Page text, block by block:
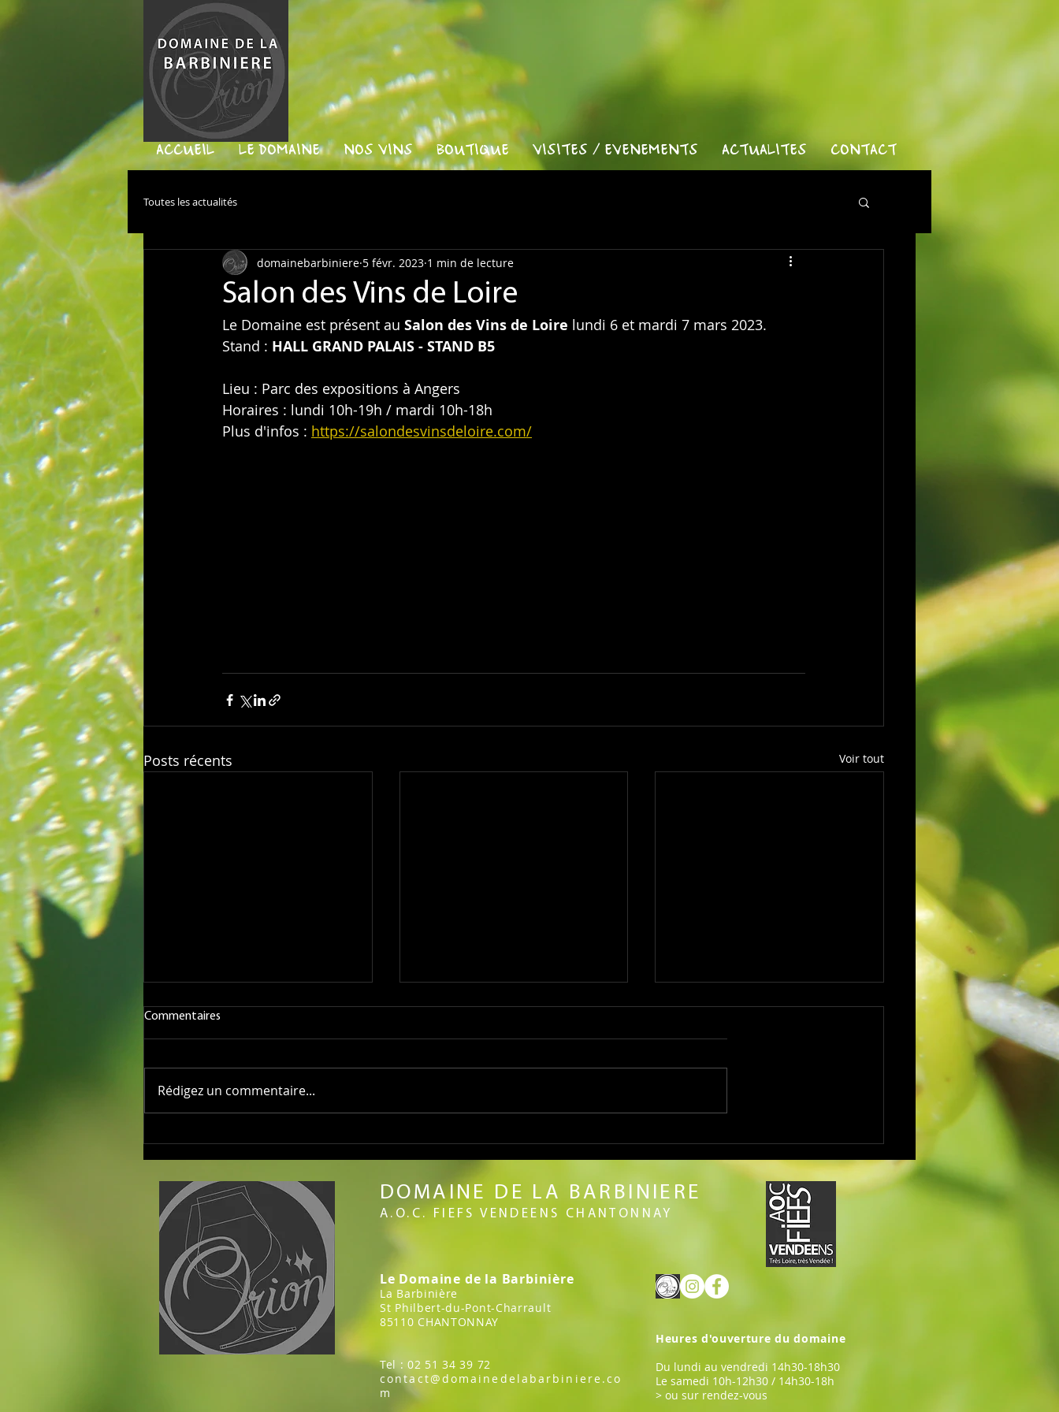
ACCUEIL LE DOMAINE NOS VINS BOUTIQUE VISITES / EVENEMENTS ACTUALITES CONTACT
Toutes les actualités
Salon des Vins de Loire
domainebarbiniere 5 févr. 2023 1 min de lecture
Le Domaine est présent au Salon des Vins de Loire lundi 6 et mardi 7 mars 2023.
Stand : HALL GRAND PALAIS - STAND B5
Lieu : Parc des expositions à Angers
Horaires : lundi 10h-19h / mardi 10h-18h
Plus d'infos : https://salondesvinsdeloire.com/
Posts récents Voir tout
du vin "Wine Paris" au stand des
Fiefs Vendéens J184 Pavillon
Loire Hall 7.3.
Commentaires
Rédigez un commentaire...
DOMAINE DE LA BARBINIERE
A.O.C. FIEFS VENDEENS CHANTONNAY
Le Domaine de la Barbinière
La Barbinière
St Philbert-du-Pont-Charrault
85110 CHANTONNAY
Tel : 02 51 34 39 72
contact@domainedelabarbiniere.co
m
Heures d'ouverture du domaine
Du lundi au vendredi 14h30-18h30
Le samedi 10h-12h30 / 14h30-18h
> ou sur rendez-vous